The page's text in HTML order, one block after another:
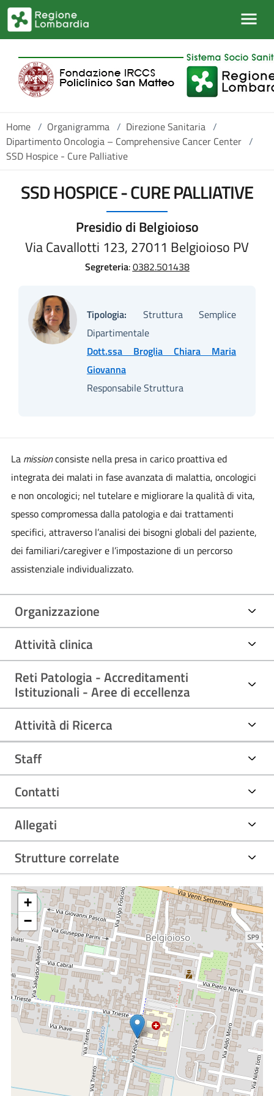
Salta al contenuto principale
Home / Organigramma / Direzione Sanitaria /
Dipartimento Oncologia – Comprehensive Cancer Center /
SSD Hospice - Cure Palliative
SSD HOSPICE - CURE PALLIATIVE
Presidio di Belgioioso
Via Cavallotti 123, 27011 Belgioioso PV
Segreteria:0382.501438
Tipologia: Struttura Semplice
Dipartimentale
Dott.ssa Broglia Chiara Maria
Giovanna
Responsabile Struttura
La missionconsiste nella presa in carico proattiva ed
integrata dei malati in fase avanzata di malattia, oncologici
e non oncologici; nel tutelare e migliorare la qualità di vita,
spesso compromessa dalla patologia e dai trattamenti
specifici, attraverso l’analisi dei bisogni globali del paziente,
dei familiari/caregiver e l’impostazione di un percorso
assistenziale individualizzato.
Organizzazione
Attività clinica
Reti Patologia - Accreditamenti
Istituzionali - Aree di eccellenza
Attività di Ricerca
Staff
Contatti
Allegati
Strutture correlate
+
−